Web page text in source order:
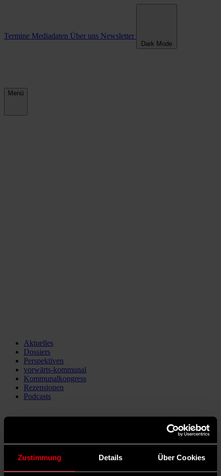
Zustimmung Details Über Cookies
Termine Mediadaten Über uns Newsletter
Dark Mode
Menü
Aktuelles
Dossiers
Perspektiven
vorwärts-kommunal
Kommunalkongress
Rezensionen
Podcasts